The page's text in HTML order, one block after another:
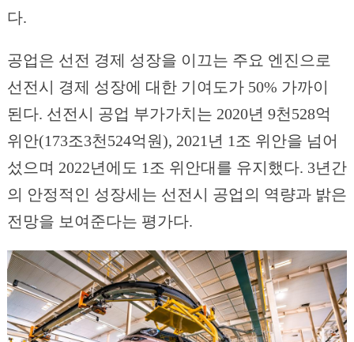
다.
공업은 선전 경제 성장을 이끄는 주요 엔진으로
선전시 경제 성장에 대한 기여도가 50% 가까이
된다. 선전시 공업 부가가치는 2020년 9천528억
위안(173조3천524억원), 2021년 1조 위안을 넘어
섰으며 2022년에도 1조 위안대를 유지했다. 3년간
의 안정적인 성장세는 선전시 공업의 역량과 밝은
전망을 보여준다는 평가다.